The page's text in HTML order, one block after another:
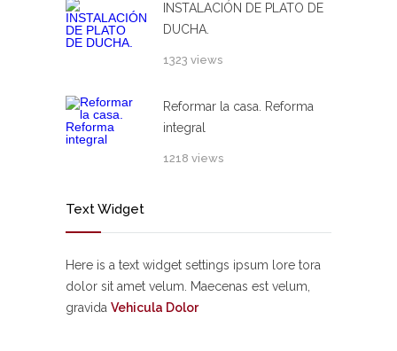
INSTALACIÓN DE PLATO DE
DUCHA.
1323 views
Reformar la casa. Reforma
integral
1218 views
Text Widget
Here is a text widget settings ipsum lore tora
dolor sit amet velum. Maecenas est velum,
gravida Vehicula Dolor